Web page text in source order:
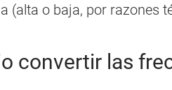
(alta o baja, por razones
convertir las